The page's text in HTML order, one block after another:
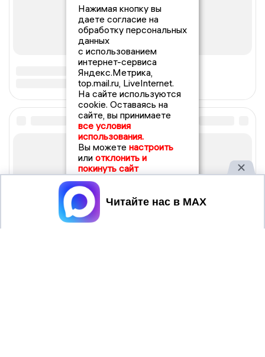
Нажимая кнопку вы
даете согласие на
обработку персональных
данных
с использованием
интернет-сервиса
Яндекс.Метрика,
top.mail.ru, LiveInternet.
На сайте используются
cookie. Оставаясь на
сайте, вы принимаете
все условия
использования.
Вы можете настроить
или отклонить и
покинуть сайт
Принять